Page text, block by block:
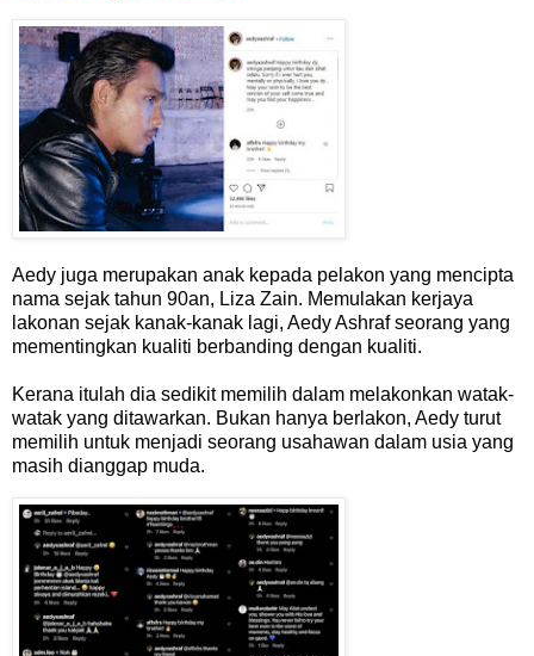
Aedy juga merupakan anak kepada pelakon yang mencipta
nama sejak tahun 90an, Liza Zain. Memulakan kerjaya
lakonan sejak kanak-kanak lagi, Aedy Ashraf seorang yang
mementingkan kualiti berbanding dengan kualiti.
Kerana itulah dia sedikit memilih dalam melakonkan watak-
watak yang ditawarkan. Bukan hanya berlakon, Aedy turut
memilih untuk menjadi seorang usahawan dalam usia yang
masih dianggap muda.